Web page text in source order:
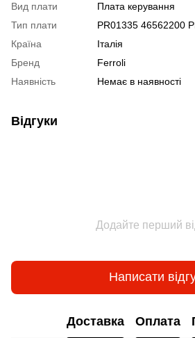
Вид плати
Плата керування
Тип плати
PR01335 46562200
Країна
Італія
Бренд
Ferroli
Наявність
Немає в наявності
Відгуки
Додайте перший
Написати
Доставка Оплата